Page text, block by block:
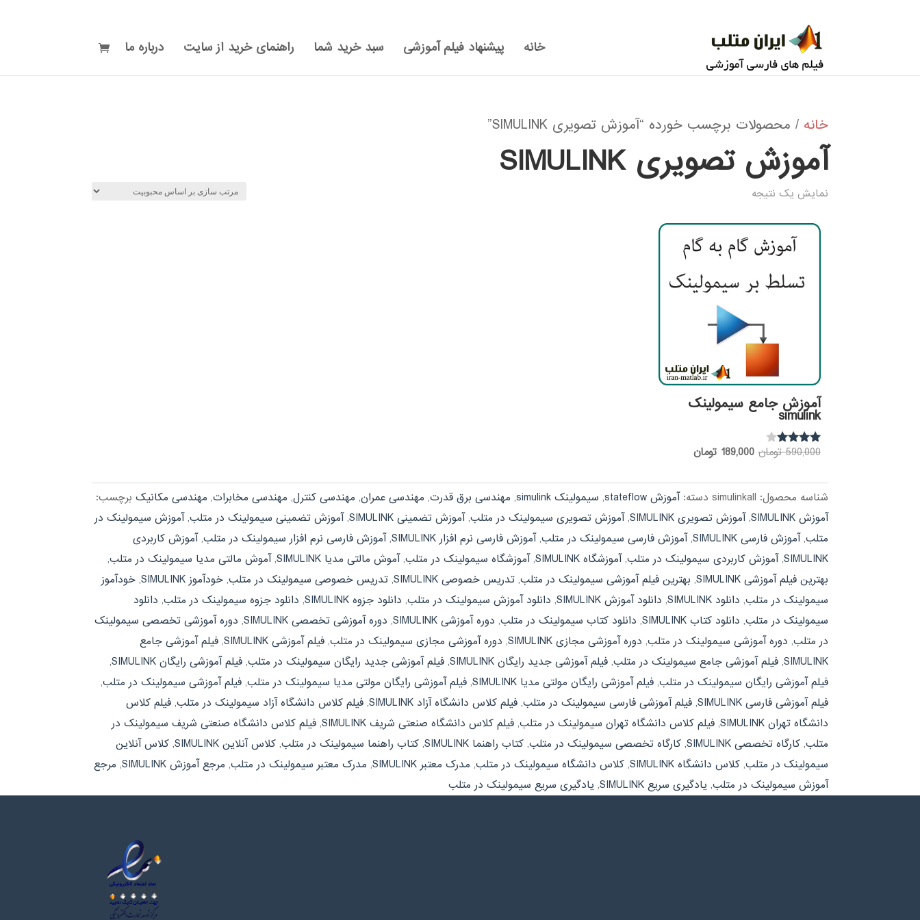
خانه پیشنهاد فیلم آموزشی سبد خرید شما راهنمای خرید از سایت درباره ما
خانه / محصولات برچسب خورده “آموزش تصویری SIMULINK”
آموزش تصویری SIMULINK
نمایش یک نتیجه
آموزش جامع سیمولینک
simulink
نمره
590,000 تومان قیمت
590,000 تومان
بود.
189,000 تومان
189,000 تومان.
شناسه محصول: simulinkall دسته:آموزش stateflow , سیمولینک simulink , مهندسی برق قدرت, مهندسی عمران, مهندسی کنترل, مهندسی مخابرات, مهندسی مکانیک برچسب:
آموزش SIMULINK
,آموزش تصویری SIMULINK ,آموزش تصویری سیمولینک در متلب,آموزش تضمینی SIMULINK ,آموزش تضمینی سیمولینک در متلب,آموزش سیمولینک در
متلب,آموزش فارسی SIMULINK ,آموزش فارسی سیمولینک در متلب,آموزش فارسی نرم افزار SIMULINK ,آموزش فارسی نرم افزار سیمولینک در متلب,آموزش کاربردی
SIMULINK
,آموزش کاربردی سیمولینک در متلب,آموزشگاه SIMULINK ,آموزشگاه سیمولینک در متلب,آموش مالتی مدیا SIMULINK ,آموش مالتی مدیا سیمولینک در متلب,
بهترین فیلم آموزشی SIMULINK
, بهترین فیلم آموزشی سیمولینک در متلب,تدریس خصوصی SIMULINK ,تدریس خصوصی سیمولینک در متلب,خودآموز SIMULINK ,خودآموز
سیمولینک در متلب, دانلود SIMULINK , دانلود آموزش SIMULINK , دانلود آموزش سیمولینک در متلب, دانلود جزوه SIMULINK , دانلود جزوه سیمولینک در متلب, دانلود
سیمولینک در متلب, دانلود کتاب SIMULINK , دانلود کتاب سیمولینک در متلب, دوره آموزشی SIMULINK , دوره آموزشی تخصصی SIMULINK , دوره آموزشی تخصصی سیمولینک
در متلب, دوره آموزشی سیمولینک در متلب, دوره آموزشی مجازی SIMULINK , دوره آموزشی مجازی سیمولینک در متلب,فیلم آموزشی SIMULINK ,فیلم آموزشی جامع
SIMULINK
,فیلم آموزشی جامع سیمولینک در متلب,فیلم آموزشی جدید رایگان SIMULINK ,فیلم آموزشی جدید رایگان سیمولینک در متلب,فیلم آموزشی رایگان SIMULINK
,
فیلم آموزشی رایگان سیمولینک در متلب,فیلم آموزشی رایگان مولتی مدیا SIMULINK ,فیلم آموزشی رایگان مولتی مدیا سیمولینک در متلب,فیلم آموزشی سیمولینک در متلب,
فیلم آموزشی فارسی SIMULINK
,فیلم آموزشی فارسی سیمولینک در متلب,فیلم کلاس دانشگاه آزاد SIMULINK ,فیلم کلاس دانشگاه آزاد سیمولینک در متلب,فیلم کلاس
دانشگاه تهران SIMULINK
,فیلم کلاس دانشگاه تهران سیمولینک در متلب,فیلم کلاس دانشگاه صنعتی شریف SIMULINK ,فیلم کلاس دانشگاه صنعتی شریف سیمولینک در
متلب,کارگاه تخصصی SIMULINK ,کارگاه تخصصی سیمولینک در متلب,کتاب راهنما SIMULINK ,کتاب راهنما سیمولینک در متلب,کلاس آنلاین SIMULINK ,کلاس آنلاین
سیمولینک در متلب,کلاس دانشگاه SIMULINK ,کلاس دانشگاه سیمولینک در متلب, مدرک معتبر SIMULINK , مدرک معتبر سیمولینک در متلب, مرجع آموزش SIMULINK , مرجع
آموزش سیمولینک در متلب, یادگیری سریع SIMULINK , یادگیری سریع سیمولینک در متلب